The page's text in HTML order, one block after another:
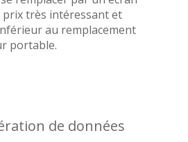
prix très intéressant et
au remplacement
portable.
de données